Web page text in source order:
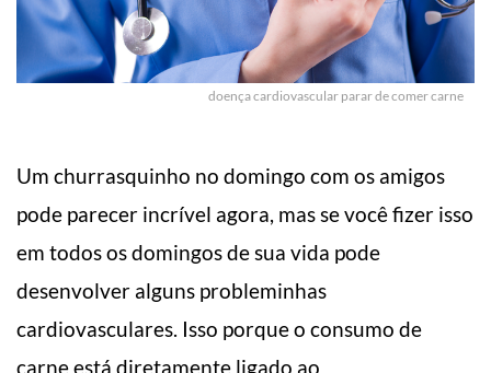
doença cardiovascular parar de comer carne
Um churrasquinho no domingo com os amigos
pode parecer incrível agora, mas se você fizer isso
em todos os domingos de sua vida pode
desenvolver alguns probleminhas
cardiovasculares. Isso porque o consumo de
carne está diretamente ligado ao